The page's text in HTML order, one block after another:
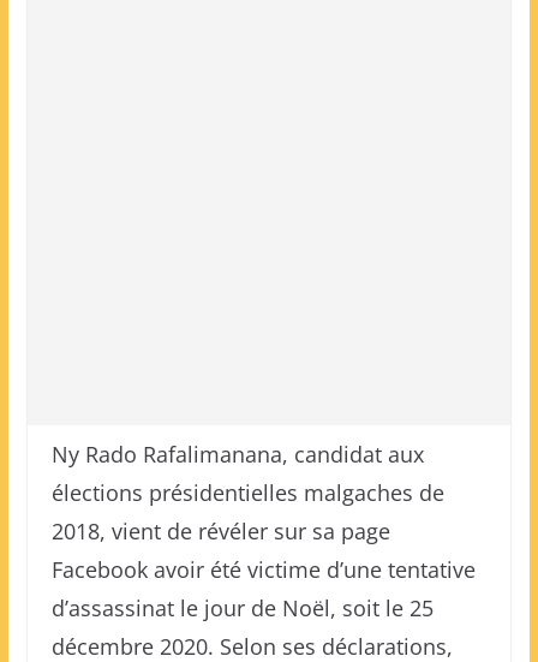
Ny Rado Rafalimanana, candidat aux
élections présidentielles malgaches de
2018, vient de révéler sur sa page
Facebook avoir été victime d’une tentative
d’assassinat le jour de Noël, soit le 25
décembre 2020. Selon ses déclarations,